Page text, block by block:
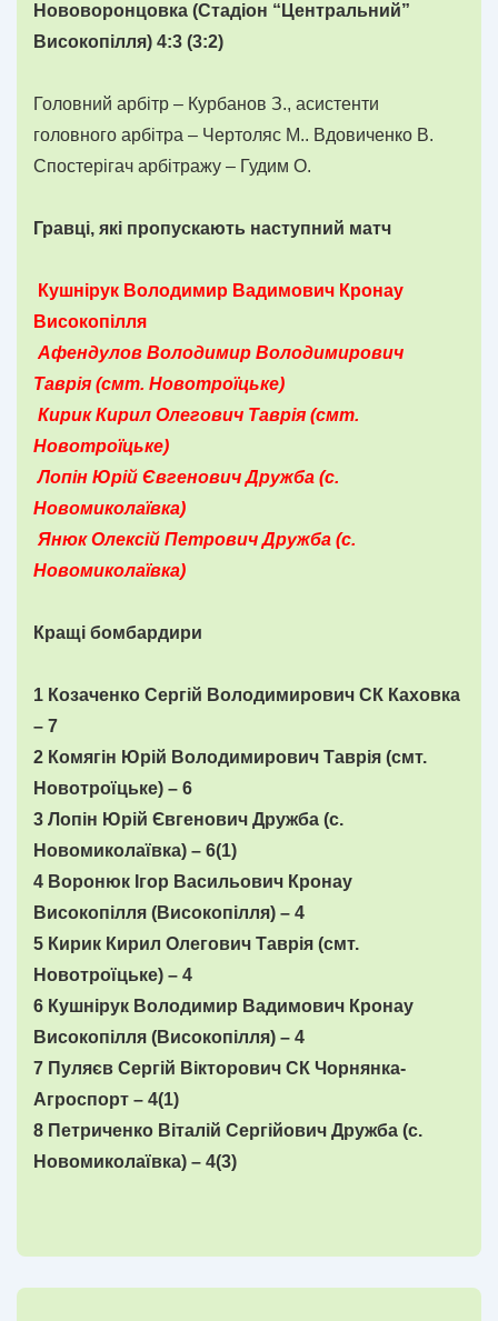
Нововоронцовка (Стадіон “Центральний”
Високопілля) 4:3 (3:2)
Головний арбітр – Курбанов З., асистенти
головного арбітра – Чертоляс М.. Вдовиченко В.
Спостерігач арбітражу – Гудим О.
Гравці, які пропускають наступний матч
Кушнірук Володимир Вадимович Кронау
Високопілля
Афендулов Володимир Володимирович
Таврія (смт. Новотроїцьке)
Кирик Кирил Олегович Таврія (смт.
Новотроїцьке)
Лопін Юрій Євгенович Дружба (с.
Новомиколаївка)
Янюк Олексій Петрович Дружба (с.
Новомиколаївка)
Кращі бомбардири
1 Козаченко Сергій Володимирович СК Каховка
– 7
2 Комягін Юрій Володимирович Таврія (смт.
Новотроїцьке) – 6
3 Лопін Юрій Євгенович Дружба (с.
Новомиколаївка) – 6(1)
4 Воронюк Ігор Васильович Кронау
Високопілля (Високопілля) – 4
5 Кирик Кирил Олегович Таврія (смт.
Новотроїцьке) – 4
6 Кушнірук Володимир Вадимович Кронау
Високопілля (Високопілля) – 4
7 Пуляєв Сергій Вікторович СК Чорнянка-
Агроспорт – 4(1)
8 Петриченко Віталій Сергійович Дружба (с.
Новомиколаївка) – 4(3)